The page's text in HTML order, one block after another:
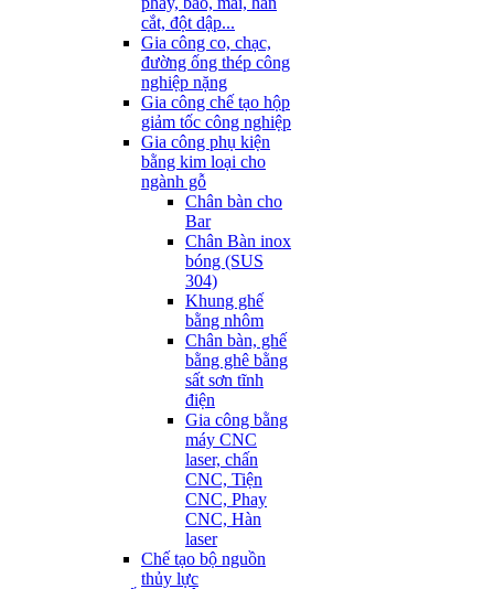
cắt, đột dập...
Gia công co, chạc,
đường ống thép công
nghiệp nặng
Gia công chế tạo hộp
giảm tốc công nghiệp
Gia công phụ kiện
bằng kim loại cho
ngành gỗ
Chân bàn cho
Bar
Chân Bàn inox
bóng (SUS
304)
Khung ghế
bằng nhôm
Chân bàn, ghế
bằng ghê bằng
sất sơn tĩnh
điện
Gia công bằng
máy CNC
laser, chấn
CNC, Tiện
CNC, Phay
CNC, Hàn
laser
Chế tạo bộ nguồn
thủy lực